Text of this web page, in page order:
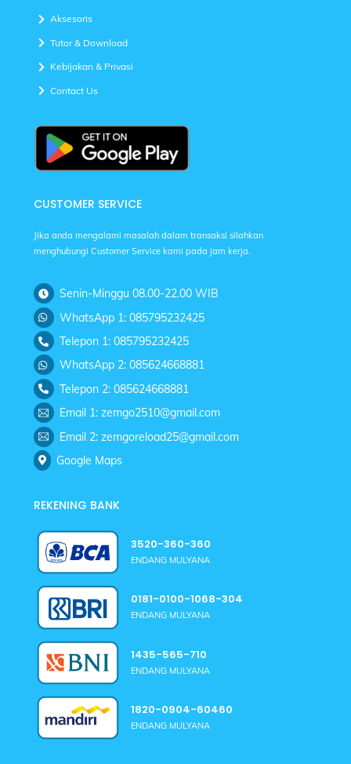
Aksesoris
Tutor & Download
Kebijakan & Privasi
Contact Us
CUSTOMER SERVICE
Jika anda mengalami masalah dalam transaksi silahkan
menghubungi Customer Service kami pada jam kerja.
Senin-Minggu 08.00-22.00 WIB
WhatsApp 1: 085795232425
Telepon 1: 085795232425
WhatsApp 2: 085624668881
Telepon 2: 085624668881
Email 1: zemgo2510@gmail.com
Email 2: zemgoreload25@gmail.com
Google Maps
REKENING BANK
3520-360-360
ENDANG MULYANA
0181-0100-1068-304
ENDANG MULYANA
1435-565-710
ENDANG MULYANA
1820-0904-60460
ENDANG MULYANA